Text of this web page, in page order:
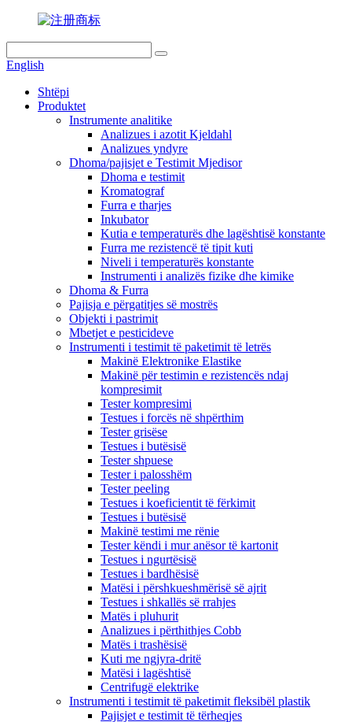
English
Shtëpi
Produktet
Instrumente analitike
Analizues i azotit Kjeldahl
Analizues yndyre
Dhoma/pajisjet e Testimit Mjedisor
Dhoma e testimit
Kromatograf
Furra e tharjes
Inkubator
Kutia e temperaturës dhe lagështisë konstante
Furra me rezistencë të tipit kuti
Niveli i temperaturës konstante
Instrumenti i analizës fizike dhe kimike
Dhoma & Furra
Pajisja e përgatitjes së mostrës
Objekti i pastrimit
Mbetjet e pesticideve
Instrumenti i testimit të paketimit të letrës
Makinë Elektronike Elastike
Makinë për testimin e rezistencës ndaj
kompresimit
Tester kompresimi
Testues i forcës në shpërthim
Tester grisëse
Testues i butësisë
Tester shpuese
Tester i palosshëm
Tester peeling
Testues i koeficientit të fërkimit
Testues i butësisë
Makinë testimi me rënie
Tester këndi i mur anësor të kartonit
Testues i ngurtësisë
Testues i bardhësisë
Matësi i përshkueshmërisë së ajrit
Testues i shkallës së rrahjes
Matës i pluhurit
Analizues i përthithjes Cobb
Matës i trashësisë
Kuti me ngjyra-dritë
Matësi i lagështisë
Centrifugë elektrike
Instrumenti i testimit të paketimit fleksibël plastik
Pajisjet e testimit të tërheqjes